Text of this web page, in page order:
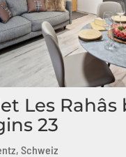
Les Rahâs
23
Schweiz